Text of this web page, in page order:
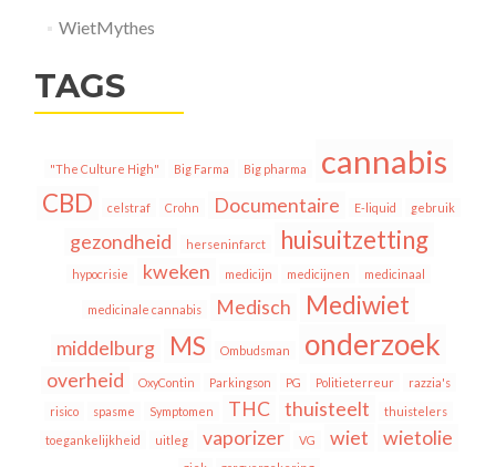
WietMythes
TAGS
"The Culture High" Big Farma Big pharma cannabis
CBD celstraf Crohn Documentaire E-liquid gebruik
gezondheid herseninfarct huisuitzetting
hypocrisie kweken medicijn medicijnen medicinaal
medicinale cannabis Medisch Mediwiet
middelburg MS Ombudsman onderzoek
overheid OxyContin Parkingson PG Politieterreur
razzia's
risico
spasme Symptomen THC thuisteelt
thuistelers
toegankelijkheid
uitleg vaporizer VG wiet wietolie